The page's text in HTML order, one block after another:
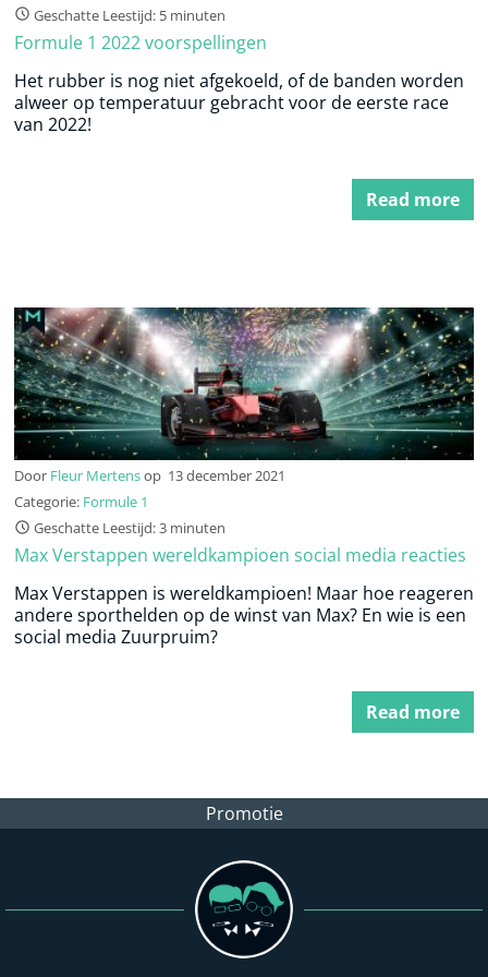
Geschatte Leestijd: 5 minuten
Formule 1 2022 voorspellingen
Het rubber is nog niet afgekoeld, of de banden worden
alweer op temperatuur gebracht voor de eerste race
van 2022!
Read more
Door Fleur Mertensop 13 december 2021
Categorie: Formule 1
Geschatte Leestijd: 3 minuten
Max Verstappen wereldkampioen social media reacties
Max Verstappen is wereldkampioen! Maar hoe reageren
andere sporthelden op de winst van Max? En wie is een
social media Zuurpruim?
Read more
Promotie